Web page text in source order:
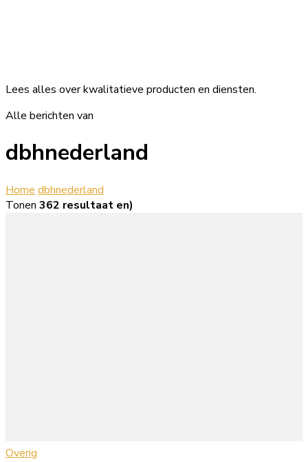
Lees alles over kwalitatieve producten en diensten.
Alle berichten van
dbhnederland
Home dbhnederland
Tonen 362 resultaat en)
Overig